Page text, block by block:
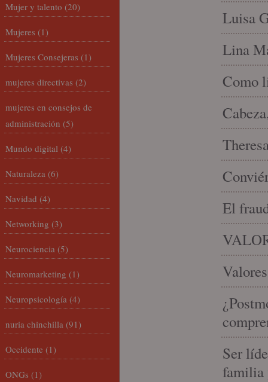
Luisa
Lina
Como
El
Ser
familia
Mujer y talento (20)
Mujeres (1)
Mujeres Consejeras (1)
mujeres directivas (2)
mujeres en consejos de
administración (5)
Mundo digital (4)
Naturaleza (6)
Navidad (4)
Networking (3)
Neurociencia (5)
Neuromarketing (1)
Neuropsicología (4)
nuria chinchilla (91)
Occidente (1)
ONGs (1)